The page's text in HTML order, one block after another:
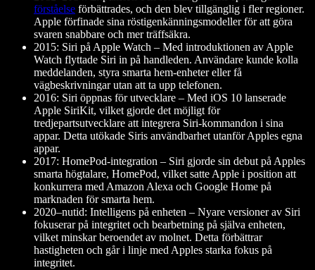
förståelse förbättrades, och den blev tillgänglig i fler regioner.
Apple förfinade sina röstigenkänningsmodeller för att göra
svaren snabbare och mer träffsäkra.
2015: Siri på Apple Watch – Med introduktionen av Apple
Watch flyttade Siri in på handleden. Användare kunde kolla
meddelanden, styra smarta hem-enheter eller få
vägbeskrivningar utan att ta upp telefonen.
2016: Siri öppnas för utvecklare – Med iOS 10 lanserade
Apple SiriKit, vilket gjorde det möjligt för
tredjepartsutvecklare att integrera Siri-kommandon i sina
appar. Detta utökade Siris användbarhet utanför Apples egna
appar.
2017: HomePod-integration – Siri gjorde sin debut på Apples
smarta högtalare, HomePod, vilket satte Apple i position att
konkurrera med Amazon Alexa och Google Home på
marknaden för smarta hem.
2020–nutid: Intelligens på enheten – Nyare versioner av Siri
fokuserar på integritet och bearbetning på själva enheten,
vilket minskar beroendet av molnet. Detta förbättrar
hastigheten och går i linje med Apples starka fokus på
integritet.